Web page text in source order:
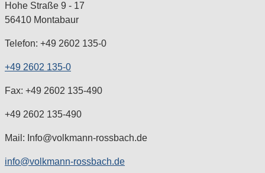
Hohe Straße 9 - 17
56410 Montabaur
Telefon: +49 2602 135-0
+49 2602 135-0
Fax: +49 2602 135-490
+49 2602 135-490
Mail: Info@volkmann-rossbach.de
info@volkmann-rossbach.de